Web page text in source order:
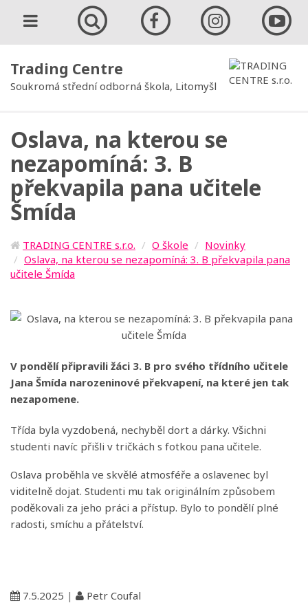
Trading Centre
Soukromá střední odborná škola, Litomyšl
Oslava, na kterou se
nezapomíná: 3. B
překvapila pana učitele
Šmída
TRADING CENTRE s.r.o. O škole
Novinky
Oslava, na kterou se nezapomíná: 3. B překvapila pana
učitele Šmída
V pondělí připravili žáci 3. B pro svého třídního učitele
Jana Šmída narozeninové překvapení, na které jen tak
nezapomene.
Třída byla vyzdobená, nechyběl dort a dárky. Všichni
studenti navíc přišli v tričkách s fotkou pana učitele.
Oslava proběhla ve skvělé atmosféře a oslavenec byl
viditelně dojat. Studenti mu tak originálním způsobem
poděkovali za jeho práci a přístup. Bylo to pondělí plné
radosti, smíchu a přátelství.
7.5.2025 | Petr Coufal